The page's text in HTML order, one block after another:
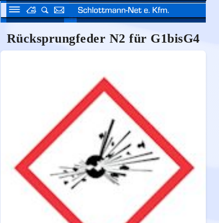
Rücksprungfeder N2 für G1bisG4